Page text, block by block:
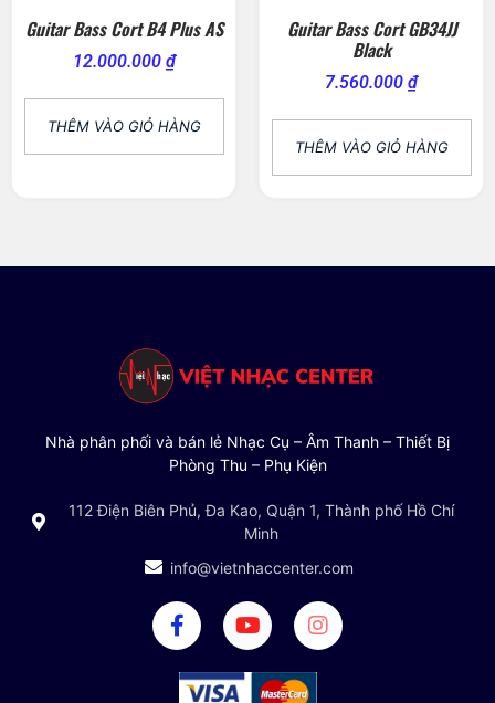
Guitar Bass Cort B4 Plus AS
12.000.000 ₫
THÊM VÀO GIỎ HÀNG
Guitar Bass Cort GB34JJ
Black
7.560.000 ₫
THÊM VÀO GIỎ HÀNG
Nhà phân phối và bán lẻ Nhạc Cụ – Âm Thanh – Thiết Bị
Phòng Thu – Phụ Kiện
112 Điện Biên Phủ, Đa Kao, Quận 1, Thành phố Hồ Chí
Minh
info@vietnhaccenter.com